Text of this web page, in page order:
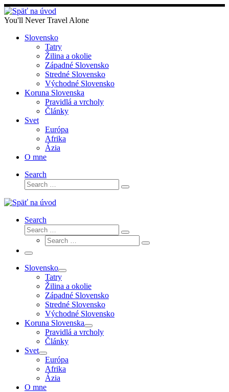
Skip
to
You'll Never Travel Alone
Slovensko
Tatry
Žilina a okolie
Západné Slovensko
Stredné Slovensko
Východné Slovensko
Koruna Slovenska
Pravidlá a vrcholy
Články
Svet
Európa
Afrika
Ázia
O mne
Search
Search
Search
Search
Search
Search
Search
Search
Menu
Slovensko
Tatry
Žilina a okolie
Západné Slovensko
Stredné Slovensko
Východné Slovensko
Koruna Slovenska
Pravidlá a vrcholy
Články
Svet
Európa
Afrika
Ázia
O mne